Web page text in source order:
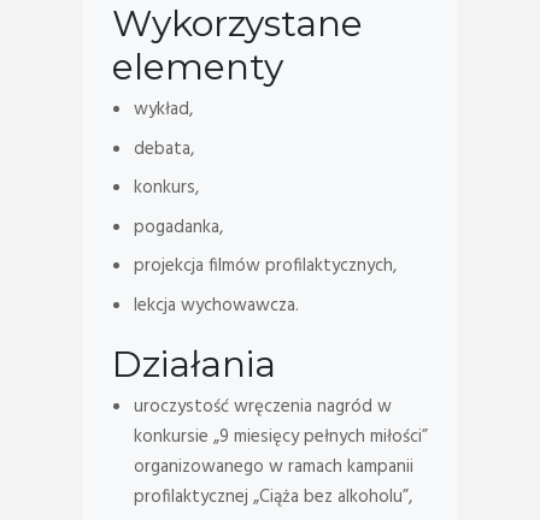
Wykorzystane
elementy
wykład,
debata,
konkurs,
pogadanka,
projekcja filmów profilaktycznych,
lekcja wychowawcza.
Działania
uroczystość wręczenia nagród w
konkursie „9 miesięcy pełnych miłości”
organizowanego w ramach kampanii
profilaktycznej „Ciąża bez alkoholu”,